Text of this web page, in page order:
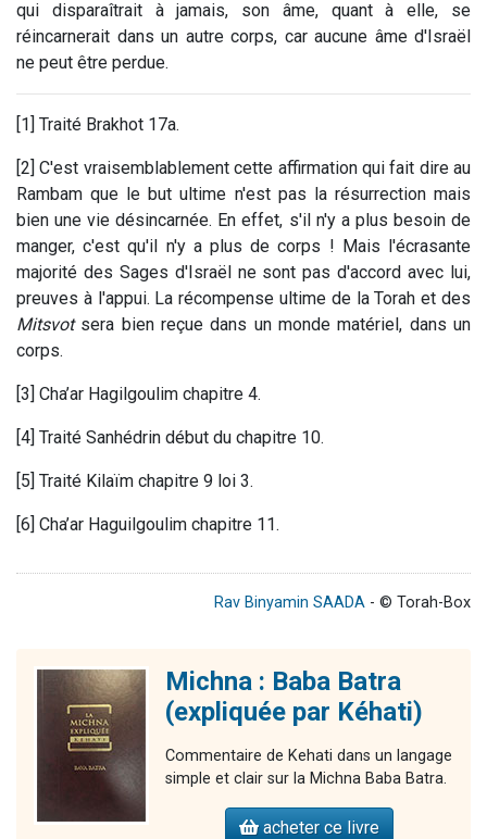
qui disparaîtrait à jamais, son âme, quant à elle, se
réincarnerait dans un autre corps, car aucune âme d'Israël
ne peut être perdue.
[1] Traité Brakhot 17a.
[2] C'est vraisemblablement cette affirmation qui fait dire au
Rambam que le but ultime n'est pas la résurrection mais
bien une vie désincarnée. En effet, s'il n'y a plus besoin de
manger, c'est qu'il n'y a plus de corps ! Mais l'écrasante
majorité des Sages d'Israël ne sont pas d'accord avec lui,
preuves à l'appui. La récompense ultime de la Torah et des
Mitsvotsera bien reçue dans un monde matériel, dans un
corps.
[3] Cha’ar Hagilgoulim chapitre 4.
[4] Traité Sanhédrin début du chapitre 10.
[5] Traité Kilaïm chapitre 9 loi 3.
[6] Cha’ar Haguilgoulim chapitre 11.
Rav Binyamin SAADA - © Torah-Box
Michna : Baba Batra
(expliquée par Kéhati)
Commentaire de Kehati dans un langage
simple et clair sur la Michna Baba Batra.
acheter ce livre